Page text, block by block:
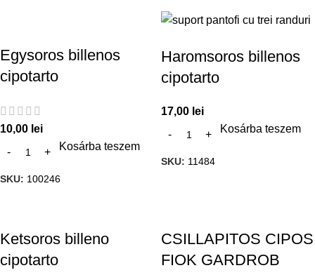
Egysoros billenos
cipotarto
10,00 lei
Kosárba teszem
SKU: 100246
Haromsoros billenos
cipotarto
17,00 lei
Kosárba teszem
SKU: 11484
Ketsoros billeno
cipotarto
CSILLAPITOS CIPOS
FIOK GARDROB